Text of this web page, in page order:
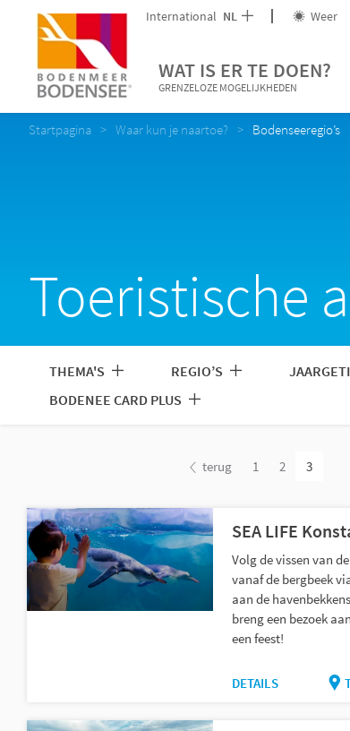
International NL Weer
WAT IS ER TE DOEN?
GRENZELOZE MOGELIJKHEDEN
Startpagina Waar kun je naartoe? Bodenseeregio’s
Toeristische
THEMA'S REGIO’S
BODENEE CARD PLUS
terug 1 2 3
SEA LIFE
Volg de vissen van
vanaf de bergbeek
aan de
breng een bezoek
een feest!
DETAILS